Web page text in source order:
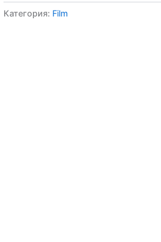
3D
Категория: Film